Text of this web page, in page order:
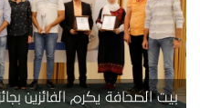
بيت الصحافة يكرم الفائزين